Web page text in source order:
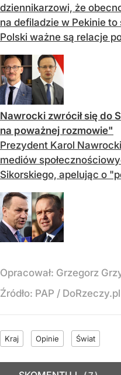
dziennikarzowi, że
na defiladzie w Pekinie
Polski ważne są relacje
Nawrocki zwrócił się do
na poważnej rozmowie"
Prezydent Karol
mediów
Sikorskiego, apelując o
Opracował: Grzegorz
Źródło: PAP /
Kraj Opinie Świat